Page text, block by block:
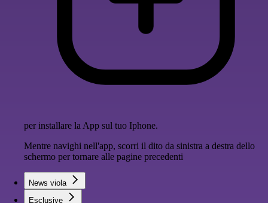
per installare la App sul tuo Iphone.
Mentre navighi nell'app, scorri il dito da sinistra a destra dello
schermo per tornare alle pagine precedenti
News viola
Esclusive